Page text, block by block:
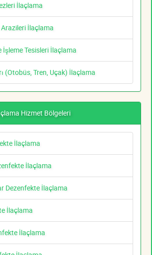
İlaçlama
Arazileri İlaçlama
İşleme Tesisleri İlaçlama
(Otobüs, Tren, Uçak) İlaçlama
Hizmet Bölgeleri
İlaçlama
İlaçlama
Dezenfekte İlaçlama
İlaçlama
İlaçlama